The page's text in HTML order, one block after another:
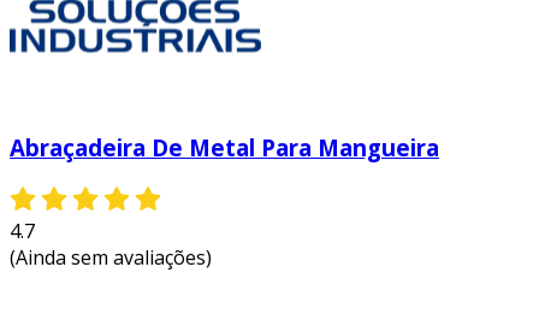
Abraçadeira De Metal Para Mangueira
4.7
(Ainda sem avaliações)